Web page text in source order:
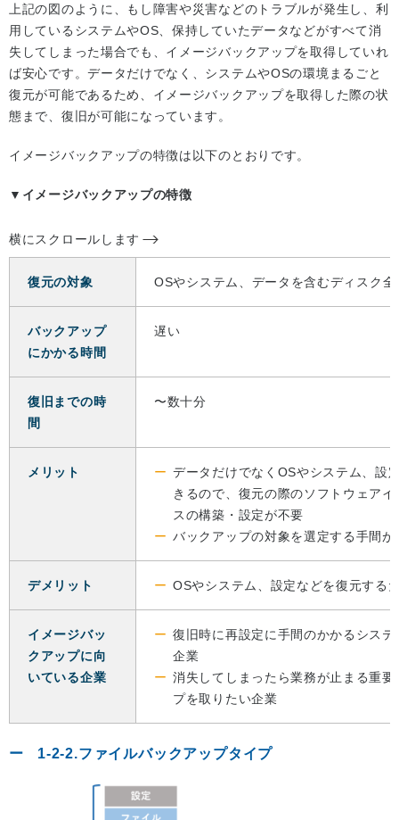
上記の図のように、もし障害や災害などのトラブルが発生し、利
用しているシステムやOS、保持していたデータなどがすべて消
失してしまった場合でも、イメージバックアップを取得していれ
ば安心です。データだけでなく、システムやOSの環境まるごと
復元が可能であるため、イメージバックアップを取得した際の状
態まで、復旧が可能になっています。
イメージバックアップの特徴は以下のとおりです。
▼イメージバックアップの特徴
横にスクロールします
復元の対象 OSやシステム、データを含むディスク全
バックアップ
にかかる時間
遅い
復旧までの時
間
〜数十分
メリット
データだけでなくOSやシステム、設
きるので、復元の際のソフトウェア
スの構築・設定が不要
バックアップの対象を選定する手間が
デメリット OSやシステム、設定などを復元する
イメージバッ
クアップに向
いている企業
復旧時に再設定に手間のかかるシス
企業
消失してしまったら業務が止まる重
プを取りたい企業
1-2-2.ファイルバックアップタイプ